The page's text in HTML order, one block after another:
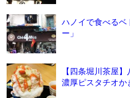
ハノイで食べるベ
ー」
【四条堀川茶屋
濃厚ピスタチオ